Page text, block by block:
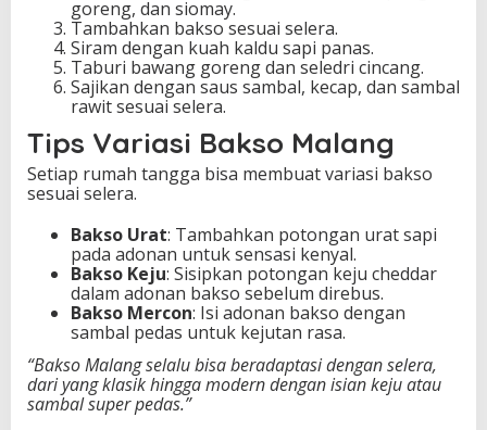
goreng, dan siomay.
Tambahkan bakso sesuai selera.
Siram dengan kuah kaldu sapi panas.
Taburi bawang goreng dan seledri cincang.
Sajikan dengan saus sambal, kecap, dan sambal
rawit sesuai selera.
Tips Variasi Bakso Malang
Setiap rumah tangga bisa membuat variasi bakso
sesuai selera.
Bakso Urat: Tambahkan potongan urat sapi
pada adonan untuk sensasi kenyal.
Bakso Keju: Sisipkan potongan keju cheddar
dalam adonan bakso sebelum direbus.
Bakso Mercon: Isi adonan bakso dengan
sambal pedas untuk kejutan rasa.
“Bakso Malang selalu bisa beradaptasi dengan selera,
dari yang klasik hingga modern dengan isian keju atau
sambal super pedas.”